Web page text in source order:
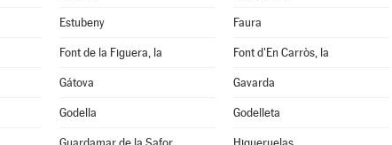
Estubeny Faura
Font de la Figuera, la Font d'En Carròs, la
Gátova Gavarda
Godella Godelleta